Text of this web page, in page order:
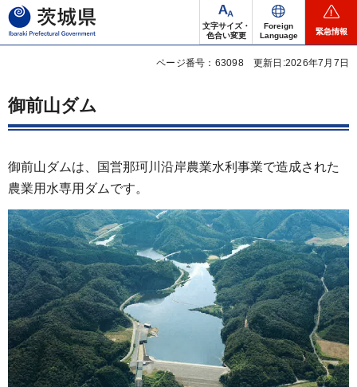
茨城県
文字サイズ・
色合い変更
Foreign
Language
緊急情報
ページ番号：63098 更新日:2026年7月7日
御前山ダム
御前山ダムは、国営那珂川沿岸農業水利事業で造成された
農業用水専用ダムです。